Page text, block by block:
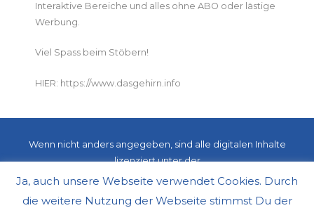
Interaktive Bereiche und alles ohne ABO oder lästige
Werbung.
Viel Spass beim Stöbern!
HIER: https://www.dasgehirn.info
Wenn nicht anders angegeben, sind alle digitalen Inhalte
lizenziert unter der
Creative Commons Namensnennung/Nicht kommerziell/Keine
Ja, auch unsere Webseite verwendet Cookies. Durch
die weitere Nutzung der Webseite stimmst Du der